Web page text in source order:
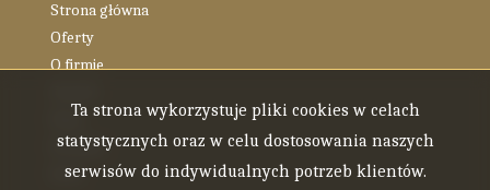
Strona główna
Oferty
O firmie
Blog
Kontakt
Rodo
Ta strona wykorzystuje pliki cookies w celach
statystycznych oraz w celu dostosowania naszych
serwisów do indywidualnych potrzeb klientów.